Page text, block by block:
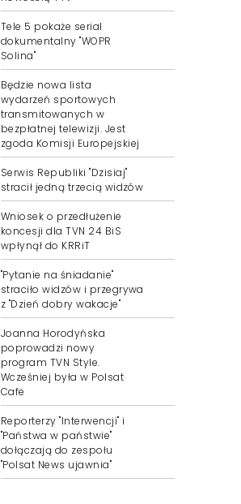
Tele 5 pokaże serial
dokumentalny "WOPR
Solina"
Będzie nowa lista
wydarzeń sportowych
transmitowanych w
bezpłatnej telewizji. Jest
zgoda Komisji Europejskiej
Serwis Republiki "Dzisiaj"
stracił jedną trzecią widzów
Wniosek o przedłużenie
koncesji dla TVN 24 BiS
wpłynął do KRRiT
"Pytanie na śniadanie"
straciło widzów i przegrywa
z "Dzień dobry wakacje"
Joanna Horodyńska
poprowadzi nowy
program TVN Style.
Wcześniej była w Polsat
Cafe
Reporterzy "Interwencji" i
"Państwa w państwie"
dołączają do zespołu
"Polsat News ujawnia"